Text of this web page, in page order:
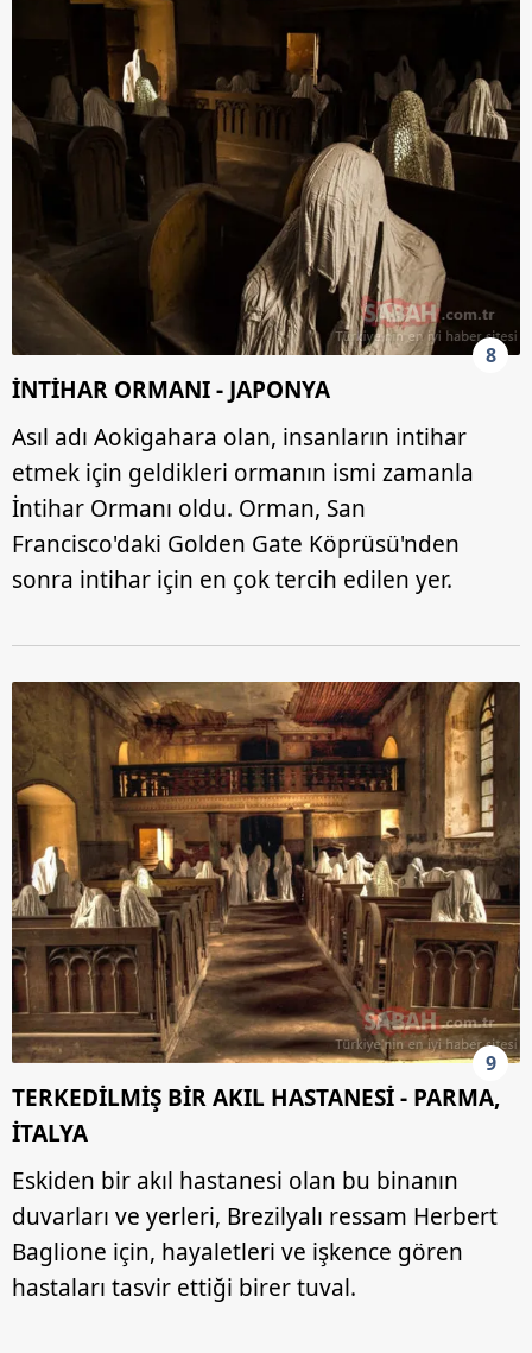
8
İNTİHAR ORMANI - JAPONYA
Asıl adı Aokigahara olan, insanların intihar
etmek için geldikleri ormanın ismi zamanla
İntihar Ormanı oldu. Orman, San
Francisco'daki Golden Gate Köprüsü'nden
sonra intihar için en çok tercih edilen yer.
9
TERKEDİLMİŞ BİR AKIL HASTANESİ - PARMA,
İTALYA
Eskiden bir akıl hastanesi olan bu binanın
duvarları ve yerleri, Brezilyalı ressam Herbert
Baglione için, hayaletleri ve işkence gören
hastaları tasvir ettiği birer tuval.